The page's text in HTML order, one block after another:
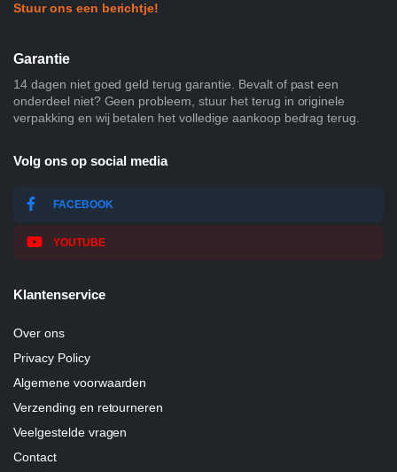
Stuur ons een berichtje!
Garantie
14 dagen niet goed geld terug garantie. Bevalt of past een
onderdeel niet? Geen probleem, stuur het terug in originele
verpakking en wij betalen het volledige aankoop bedrag terug.
Volg ons op social media
FACEBOOK
YOUTUBE
Klantenservice
Over ons
Privacy Policy
Algemene voorwaarden
Verzending en retourneren
Veelgestelde vragen
Contact